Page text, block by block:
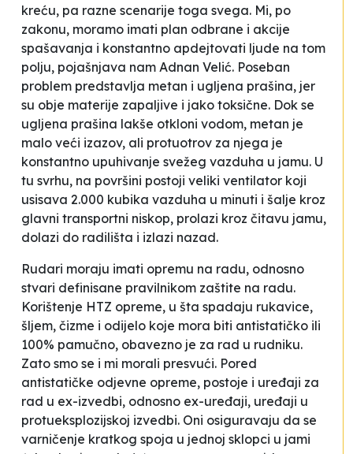
kreću, pa razne scenarije toga svega. Mi, po
zakonu, moramo imati plan odbrane i akcije
spašavanja i konstantno apdejtovati ljude na tom
polju, pojašnjava nam Adnan Velić. Poseban
problem predstavlja metan i ugljena prašina, jer
su obje materije zapaljive i jako toksične. Dok se
ugljena prašina lakše otkloni vodom, metan je
malo veći izazov, ali protuotrov za njega je
konstantno upuhivanje svežeg vazduha u jamu. U
tu svrhu, na površini postoji veliki ventilator koji
usisava 2.000 kubika vazduha u minuti i šalje kroz
glavni transportni niskop, prolazi kroz čitavu jamu,
dolazi do radilišta i izlazi nazad.
Rudari moraju imati opremu na radu, odnosno
stvari definisane pravilnikom zaštite na radu.
Korištenje HTZ opreme, u šta spadaju rukavice,
šljem, čizme i odijelo koje mora biti antistatičko ili
100% pamučno, obavezno je za rad u rudniku.
Zato smo se i mi morali presvući. Pored
antistatičke odjevne opreme, postoje i uređaji za
rad u ex-izvedbi, odnosno ex-uređaji, uređaji u
protueksplozijskoj izvedbi. Oni osiguravaju da se
varničenje kratkog spoja u jednoj sklopci u jami